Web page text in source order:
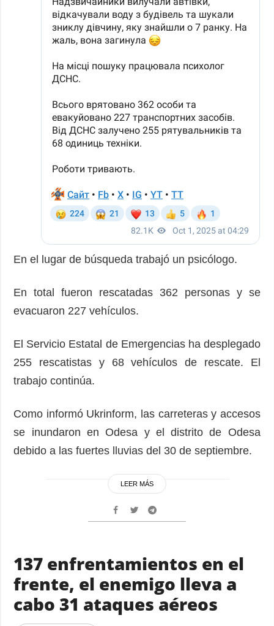
En el lugar de búsqueda trabajó un psicólogo.
En total fueron rescatadas 362 personas y se
evacuaron 227 vehículos.
El Servicio Estatal de Emergencias ha desplegado
255 rescatistas y 68 vehículos de rescate. El
trabajo continúa.
Como informó Ukrinform, las carreteras y accesos
se inundaron en Odesa y el distrito de Odesa
debido a las fuertes lluvias del 30 de septiembre.
LEER MÁS
137 enfrentamientos en el
frente, el enemigo lleva a
cabo 31 ataques aéreos